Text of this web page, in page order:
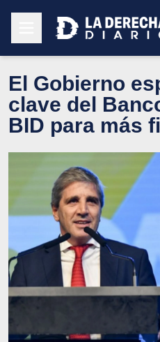
El Gobierno
clave del
BID para más